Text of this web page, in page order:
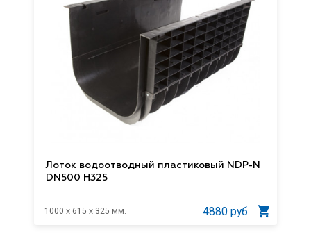
Лоток водоотводный пластиковый NDP-N
DN500 H325
1000 x 615 x 325 мм. 4880 руб.